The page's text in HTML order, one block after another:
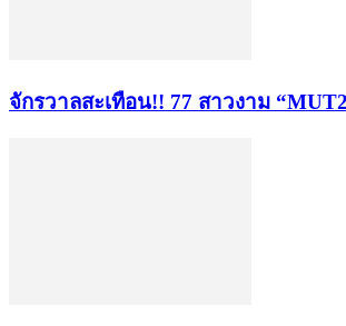
จักรวาลสะเทือน!! 77 สาวงาม